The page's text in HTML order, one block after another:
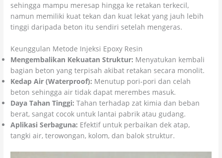
sehingga mampu meresap hingga ke retakan terkecil,
namun memiliki kuat tekan dan kuat lekat yang jauh lebih
tinggi daripada beton itu sendiri setelah mengeras.
Keunggulan Metode Injeksi Epoxy Resin
Mengembalikan Kekuatan Struktur: Menyatukan kembali
bagian beton yang terpisah akibat retakan secara monolit.
Kedap Air (Waterproof): Menutup pori-pori dan celah
beton sehingga air tidak dapat merembes masuk.
Daya Tahan Tinggi: Tahan terhadap zat kimia dan beban
berat, sangat cocok untuk lantai pabrik atau gudang.
Aplikasi Serbaguna: Efektif untuk perbaikan dek atap,
tangki air, terowongan, kolom, dan balok struktur.